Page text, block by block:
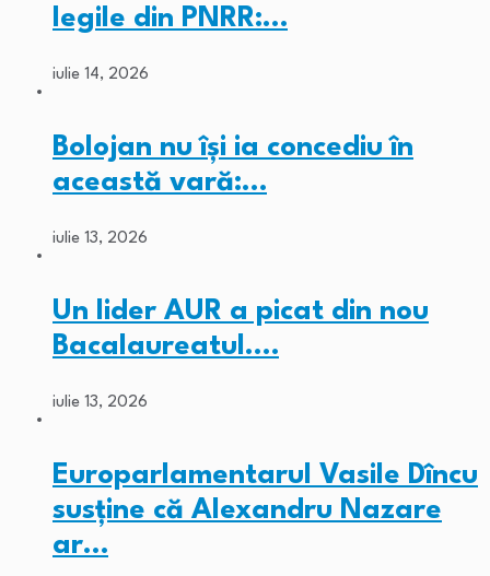
legile din PNRR:…
iulie 14, 2026
Bolojan nu își ia concediu în
această vară:…
iulie 13, 2026
Un lider AUR a picat din nou
Bacalaureatul.…
iulie 13, 2026
Europarlamentarul Vasile Dîncu
susține că Alexandru Nazare
ar…